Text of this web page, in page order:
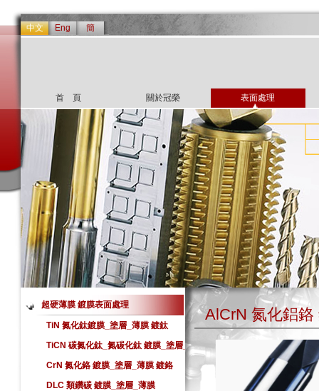
中文 Eng 簡
首 頁 關於冠榮 表面處理
超硬薄膜 鍍膜表面處理
TiN 氮化鈦鍍膜_塗層_薄膜 鍍鈦
TiCN 碳氮化鈦_氮碳化鈦 鍍膜_塗層_
薄膜
CrN 氮化鉻 鍍膜_塗層_薄膜 鍍鉻
DLC 類鑽碳 鍍膜_塗層_薄膜
AlCrN 氮化鋁鉻